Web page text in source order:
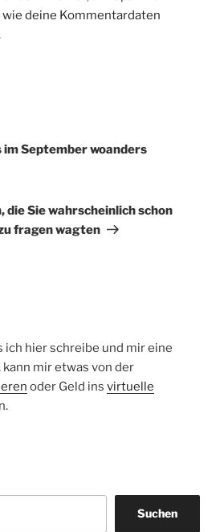
wie deine Kommentardaten
September woanders
die Sie wahrscheinlich schon
fragen wagten
ich hier schreibe und mir eine
mir etwas von der
oder Geld ins virtuelle
Suchen